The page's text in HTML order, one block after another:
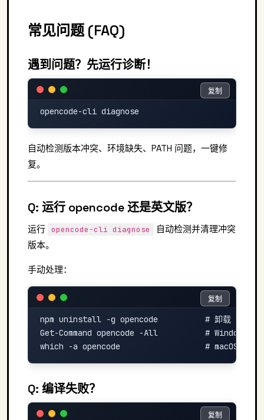
常见问题 (FAQ)
遇到问题？先运行诊断！
复制
复制
自动检测版本冲突、环境缺失、PATH 问题，一键修
复。
Q: 运行 opencode 还是英文版？
运行 opencode-cli diagnose
自动检测并清理冲突
版本。
手动处理：
npm uninstall -g opencode          # 卸载 npm 版
Get-Command opencode -All          # Windows 查
复制
复制
Q: 编译失败？
复制
复制